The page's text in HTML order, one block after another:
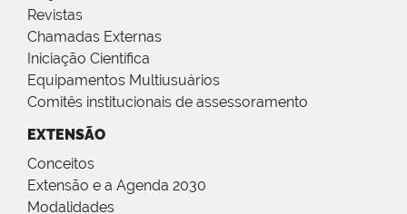
Revistas
Chamadas Externas
Iniciação Científica
Equipamentos Multiusuários
Comitês institucionais de assessoramento
EXTENSÃO
Conceitos
Extensão e a Agenda 2030
Modalidades